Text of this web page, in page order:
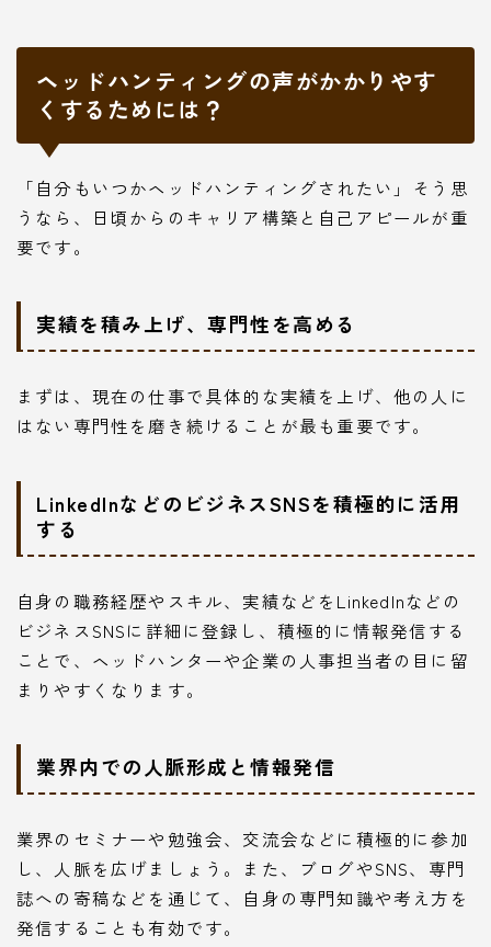
ヘッドハンティングの声がかかりやす
くするためには？
「自分もいつかヘッドハンティングされたい」そう思
うなら、日頃からのキャリア構築と自己アピールが重
要です。
実績を積み上げ、専門性を高める
まずは、現在の仕事で具体的な実績を上げ、他の人に
はない専門性を磨き続けることが最も重要です。
LinkedInなどのビジネスSNSを積極的に活用
する
自身の職務経歴やスキル、実績などをLinkedInなどの
ビジネスSNSに詳細に登録し、積極的に情報発信する
ことで、ヘッドハンターや企業の人事担当者の目に留
まりやすくなります。
業界内での人脈形成と情報発信
業界のセミナーや勉強会、交流会などに積極的に参加
し、人脈を広げましょう。また、ブログやSNS、専門
誌への寄稿などを通じて、自身の専門知識や考え方を
発信することも有効です。